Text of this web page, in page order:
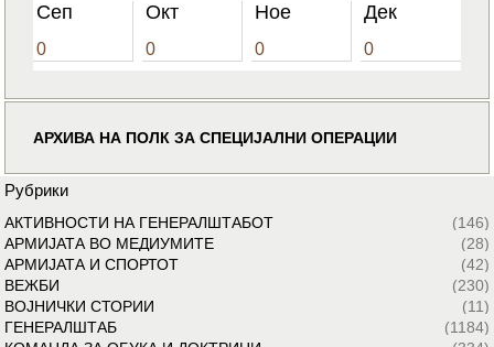
Сеп
0
Окт
0
Ное
0
Дек
0
АРХИВА НА ПОЛК ЗА СПЕЦИЈАЛНИ ОПЕРАЦИИ
Рубрики
АКТИВНОСТИ НА ГЕНЕРАЛШТАБОТ
(146)
АРМИЈАТА ВО МЕДИУМИТЕ
(28)
АРМИЈАТА И СПОРТОТ
(42)
ВЕЖБИ
(230)
ВОЈНИЧКИ СТОРИИ
(11)
ГЕНЕРАЛШТАБ
(1184)